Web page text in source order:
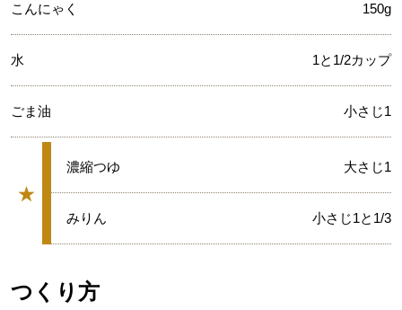
こんにゃく 150g
水 1と1/2カップ
ごま油 小さじ1
★
グループ
★
濃縮つゆ 大さじ1
★
みりん 小さじ1と1/3
つくり方